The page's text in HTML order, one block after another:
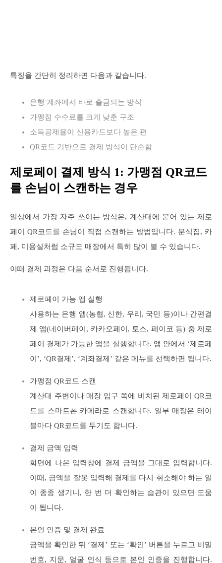
특징을 간단히 정리하면 다음과 같습니다.
은행 계좌에서 바로 출금되는 방식
가맹점 수수료를 크게 낮춘 구조
소득공제율이 신용카드보다 높은 편
QR코드 기반으로 결제 방식이 단순함
제로페이 결제 방식 1: 가맹점 QR코드
를 손님이 스캔하는 경우
일상에서 가장 자주 쓰이는 방식은, 계산대에 붙어 있는 제로
페이 QR코드를 손님이 직접 스캔하는 방법입니다. 분식집, 카
페, 미용실처럼 소규모 매장에서 특히 많이 볼 수 있습니다.
이때 결제 과정은 다음 순서로 진행됩니다.
제로페이 가능 앱 실행
사용하는 은행 앱(농협, 신한, 우리, 국민 등)이나 간편결
제 앱(네이버페이, 카카오페이, 토스, 페이코 등) 중 제로
페이 결제가 가능한 앱을 실행합니다. 앱 안에서 ‘제로페
이’, ‘QR결제’, ‘계좌결제’ 같은 메뉴를 선택하면 됩니다.
가맹점 QR코드 스캔
계산대 주변이나 매장 입구 쪽에 비치된 제로페이 QR코
드를 스마트폰 카메라로 스캔합니다. 일부 매장은 테이
블마다 QR코드를 두기도 합니다.
결제 금액 입력
화면에 나온 입력창에 결제 금액을 그대로 입력합니다.
이때, 금액을 잘못 입력해 결제를 다시 취소해야 하는 일
이 종종 생기니, 한 번 더 확인하는 습관이 있으면 도움
이 됩니다.
본인 인증 및 결제 완료
금액을 확인한 뒤 ‘결제’ 또는 ‘확인’ 버튼을 누르고 비밀
번호, 지문, 얼굴 인식 등으로 본인 인증을 진행합니다.